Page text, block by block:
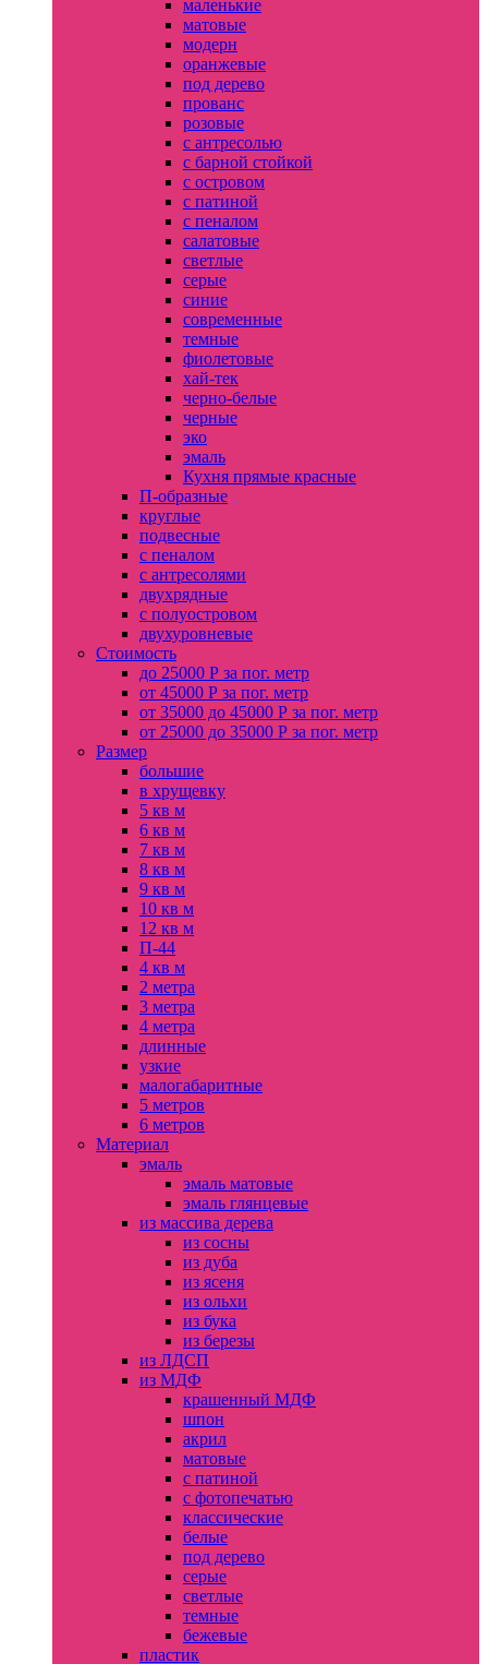
маленькие
матовые
модерн
оранжевые
под дерево
прованс
розовые
с антресолью
с барной стойкой
с островом
с патиной
с пеналом
салатовые
светлые
серые
синие
современные
темные
фиолетовые
хай-тек
черно-белые
черные
эко
эмаль
Кухня прямые красные
П-образные
круглые
подвесные
с пеналом
с антресолями
двухрядные
с полуостровом
двухуровневые
Стоимость
до 25000 Р за пог. метр
от 45000 Р за пог. метр
от 35000 до 45000 Р за пог. метр
от 25000 до 35000 Р за пог. метр
Размер
большие
в хрущевку
5 кв м
6 кв м
7 кв м
8 кв м
9 кв м
10 кв м
12 кв м
П-44
4 кв м
2 метра
3 метра
4 метра
длинные
узкие
малогабаритные
5 метров
6 метров
Материал
эмаль
эмаль матовые
эмаль глянцевые
из массива дерева
из сосны
из дуба
из ясеня
из ольхи
из бука
из березы
из ЛДСП
из МДФ
крашенный МДФ
шпон
акрил
матовые
с патиной
с фотопечатью
классические
белые
под дерево
серые
светлые
темные
бежевые
пластик